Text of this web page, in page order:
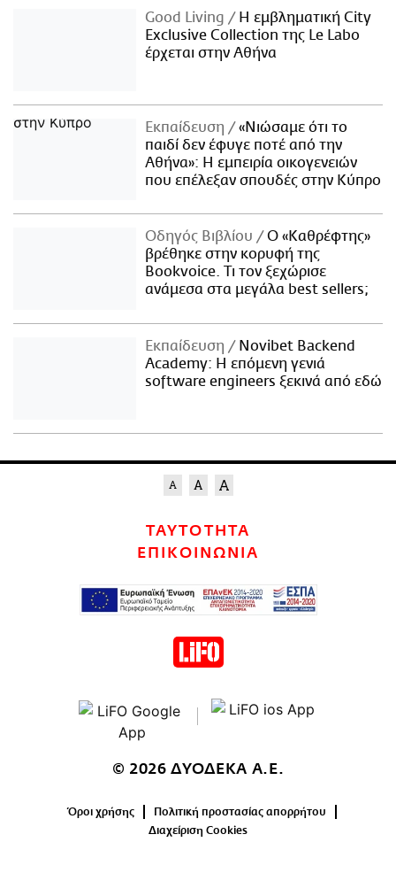
Good Living
Η εμβληματική City
Exclusive Collection της Le Labo
έρχεται στην Αθήνα
Εκπαίδευση
«Νιώσαμε ότι το
παιδί δεν έφυγε ποτέ από την
Αθήνα»: Η εμπειρία οικογενειών
που επέλεξαν σπουδές στην Κύπρο
Οδηγός Βιβλίου
Ο «Καθρέφτης»
βρέθηκε στην κορυφή της
Bookvoice. Τι τον ξεχώρισε
ανάμεσα στα μεγάλα best sellers;
Εκπαίδευση
Novibet Backend
Academy: Η επόμενη γενιά
software engineers ξεκινά από εδώ
ΤΑΥΤΟΤΗΤΑ
ΕΠΙΚΟΙΝΩΝΙΑ
© 2026 ΔΥΟΔΕΚΑ Α.Ε.
Όροι χρήσης
Πολιτική προστασίας απορρήτου
Διαχείριση Cookies